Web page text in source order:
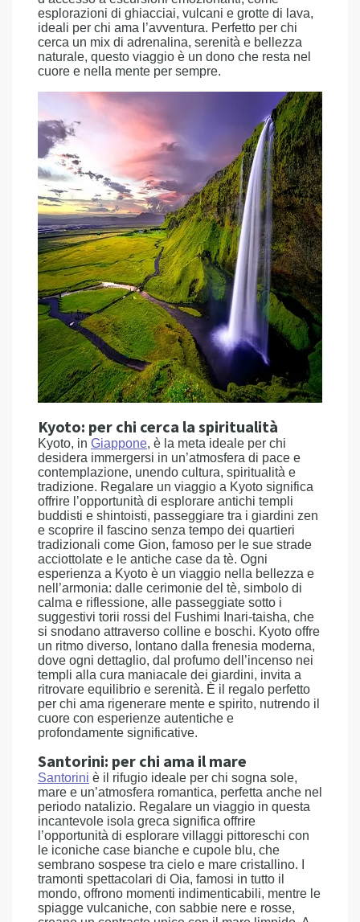
esplorazioni di ghiacciai, vulcani e grotte di lava,
ideali per chi ama l’avventura. Perfetto per chi
cerca un mix di adrenalina, serenità e bellezza
naturale, questo viaggio è un dono che resta nel
cuore e nella mente per sempre.
Kyoto: per chi cerca la spiritualità
Kyoto, in Giappone, è la meta ideale per chi
desidera immergersi in un’atmosfera di pace e
contemplazione, unendo cultura, spiritualità e
tradizione. Regalare un viaggio a Kyoto significa
offrire l’opportunità di esplorare antichi templi
buddisti e shintoisti, passeggiare tra i giardini zen
e scoprire il fascino senza tempo dei quartieri
tradizionali come Gion, famoso per le sue strade
acciottolate e le antiche case da tè. Ogni
esperienza a Kyoto è un viaggio nella bellezza e
nell’armonia: dalle cerimonie del tè, simbolo di
calma e riflessione, alle passeggiate sotto i
suggestivi torii rossi del Fushimi Inari-taisha, che
si snodano attraverso colline e boschi. Kyoto offre
un ritmo diverso, lontano dalla frenesia moderna,
dove ogni dettaglio, dal profumo dell’incenso nei
templi alla cura maniacale dei giardini, invita a
ritrovare equilibrio e serenità. È il regalo perfetto
per chi ama rigenerare mente e spirito, nutrendo il
cuore con esperienze autentiche e
profondamente significative.
Santorini: per chi ama il mare
Santorini è il rifugio ideale per chi sogna sole,
mare e un’atmosfera romantica, perfetta anche nel
periodo natalizio. Regalare un viaggio in questa
incantevole isola greca significa offrire
l’opportunità di esplorare villaggi pittoreschi con
le iconiche case bianche e cupole blu, che
sembrano sospese tra cielo e mare cristallino. I
tramonti spettacolari di Oia, famosi in tutto il
mondo, offrono momenti indimenticabili, mentre le
spiagge vulcaniche, con sabbie nere e rosse,